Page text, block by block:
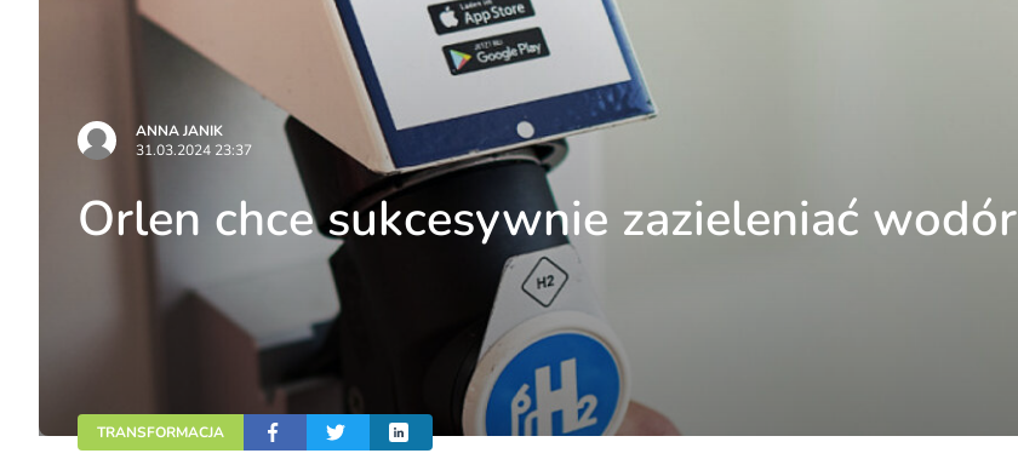
ANNA JANIK
31.03.2024 23:37
Orlen chce sukcesywnie zazieleniać wodór
TRANSFORMACJA